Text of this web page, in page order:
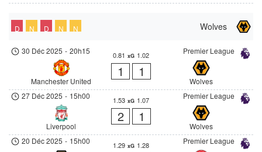
Wolves
D N D N N
Premier League
30 Déc 2025 - 20h15
Manchester United
0.81 xG 1.02
1 1
Wolves
Premier League
27 Déc 2025 - 15h00
Liverpool
1.53 xG 1.07
2 1
Wolves
Premier League
20 Déc 2025 - 15h00 1.29 xG 1.28